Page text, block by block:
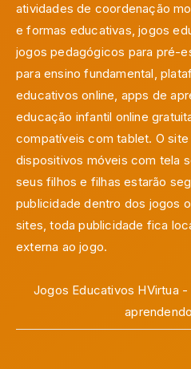
atividades de coordenação
e formas educativas, jogos
jogos pedagógicos para pré-
para ensino fundamental,
educativos online, apps de
educação infantil online
compatíveis com tablet. O
dispositivos móveis com tela
seus filhos e filhas estarão
publicidade dentro dos jogos
sites, toda publicidade fica
externa ao jogo.
Jogos Educativos HVirtua -